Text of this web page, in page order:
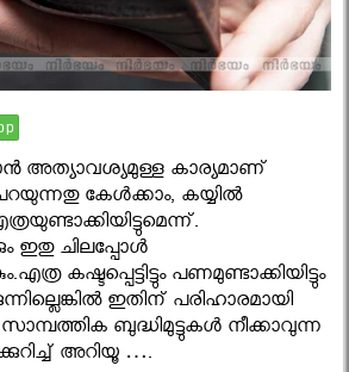
അത്യാവശ്യമുള്ള കാര്യമാണ്
കേള്‍ക്കാം, കയ്യില്‍
ഇതു ചിലപ്പോള്‍
കഷ്ടപ്പെട്ടിട്ടും പണമുണ്ടാക്കിയിട്ടും
ഇതിന്‌ പരിഹാരമായി
ബുദ്ധിമുട്ടുകള്‍ നീക്കാവുന്ന
അറിയൂ ….